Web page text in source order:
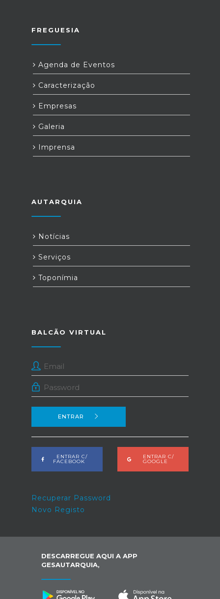
FREGUESIA
Agenda de Eventos
Caracterização
Empresas
Galeria
Imprensa
AUTARQUIA
Notícias
Serviços
Toponímia
BALCÃO VIRTUAL
ENTRAR
ENTRAR C/
FACEBOOK
ENTRAR C/
GOOGLE
Recuperar Password
Novo Registo
DESCARREGUE AQUI A APP
GESAUTARQUIA,